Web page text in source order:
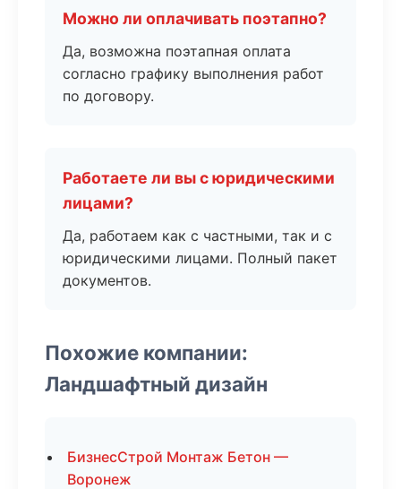
Можно ли оплачивать поэтапно?
Да, возможна поэтапная оплата
согласно графику выполнения работ
по договору.
Работаете ли вы с юридическими
лицами?
Да, работаем как с частными, так и с
юридическими лицами. Полный пакет
документов.
Похожие компании:
Ландшафтный дизайн
БизнесСтрой Монтаж Бетон —
Воронеж